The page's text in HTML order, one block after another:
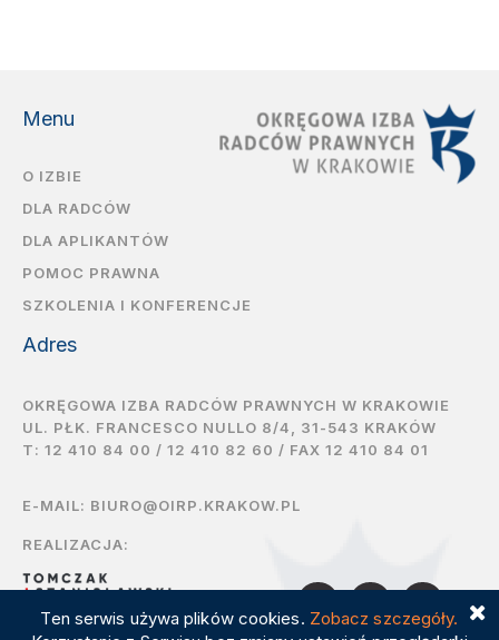
Ten serwis używa plików cookies. Zobacz szczegóły.
Menu
O IZBIE
DLA RADCÓW
DLA APLIKANTÓW
POMOC PRAWNA
SZKOLENIA I KONFERENCJE
Adres
OKRĘGOWA IZBA RADCÓW PRAWNYCH W KRAKOWIE
UL. PŁK. FRANCESCO NULLO 8/4, 31-543 KRAKÓW
T: 12 410 84 00 / 12 410 82 60 / FAX 12 410 84 01
E-MAIL: BIURO@OIRP.KRAKOW.PL
REALIZACJA: